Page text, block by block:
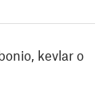
kevlar o